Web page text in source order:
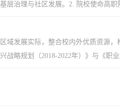
层治理与社区发展。2. 院校使命高
域发展实际，整合校内外优质资源
战略规划（2018-2022年）》与《职